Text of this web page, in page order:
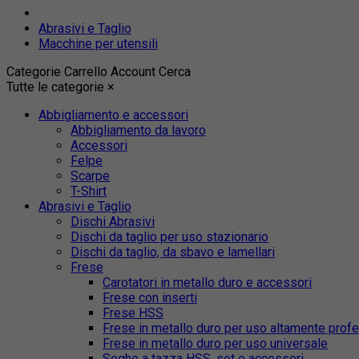
Abrasivi e Taglio
Macchine per utensili
Categorie Carrello Account Cerca
Tutte le categorie ×
Abbigliamento e accessori
Abbigliamento da lavoro
Accessori
Felpe
Scarpe
T-Shirt
Abrasivi e Taglio
Dischi Abrasivi
Dischi da taglio per uso stazionario
Dischi da taglio, da sbavo e lamellari
Frese
Carotatori in metallo duro e accessori
Frese con inserti
Frese HSS
Frese in metallo duro per uso altamente
Frese in metallo duro per uso universale